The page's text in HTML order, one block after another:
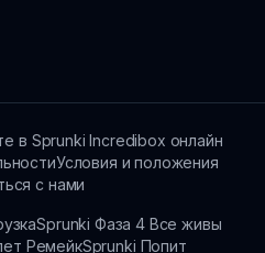
в Sprunki Incredibox онлайн
Условия и положения
с нами
Sprunki Фаза 4 Все живы
РемейкSprunki Попит